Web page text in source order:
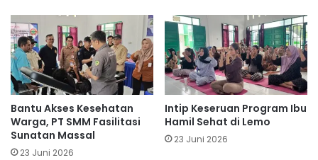
Bantu Akses Kesehatan
Warga, PT SMM Fasilitasi
Sunatan Massal
23 Juni 2026
Intip Keseruan Program Ibu
Hamil Sehat di Lemo
23 Juni 2026